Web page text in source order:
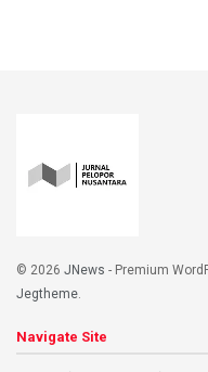
© 2026 JNews - Premium
Jegtheme.
Navigate Site